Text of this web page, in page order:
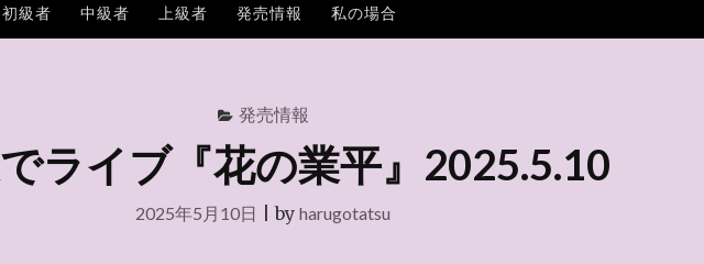
初級者 中級者 上級者 発売情報 私の場合
発売情報
ライブ『花の業平』2025.5.10
2025年5月10日 |by harugotatsu